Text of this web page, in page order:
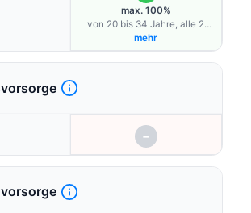
max. 100%
von 20 bis 34 Jahre, alle 2
Jahre, Online Hautcheck
mehr
−